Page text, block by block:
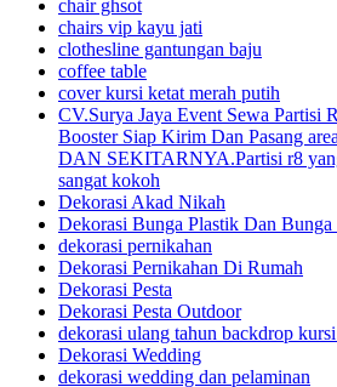
chair ghsot
chairs vip kayu jati
clothesline gantungan baju
coffee table
cover kursi ketat merah putih
CV.Surya Jaya Event Sewa Partisi
Booster Siap Kirim Dan Pasang
DAN SEKITARNYA.Partisi r8
sangat kokoh
Dekorasi Akad Nikah
Dekorasi Bunga Plastik Dan Bunga
dekorasi pernikahan
Dekorasi Pernikahan Di Rumah
Dekorasi Pesta
Dekorasi Pesta Outdoor
dekorasi ulang tahun backdrop
Dekorasi Wedding
dekorasi wedding dan pelaminan